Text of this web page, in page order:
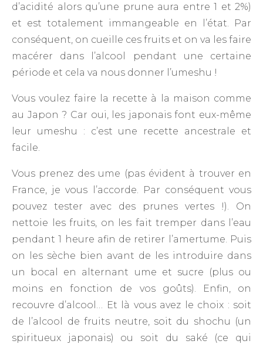
d’acidité alors qu’une prune aura entre 1 et 2%)
et est totalement immangeable en l’état. Par
conséquent, on cueille ces fruits et on va les faire
macérer dans l’alcool pendant une certaine
période et cela va nous donner l’umeshu !
Vous voulez faire la recette à la maison comme
au Japon ? Car oui, les japonais font eux-même
leur umeshu : c’est une recette ancestrale et
facile.
Vous prenez des ume (pas évident à trouver en
France, je vous l’accorde. Par conséquent vous
pouvez tester avec des prunes vertes !). On
nettoie les fruits, on les fait tremper dans l’eau
pendant 1 heure afin de retirer l’amertume. Puis
on les sèche bien avant de les introduire dans
un bocal en alternant ume et sucre (plus ou
moins en fonction de vos goûts). Enfin, on
recouvre d’alcool… Et là vous avez le choix : soit
de l’alcool de fruits neutre, soit du shochu (un
spiritueux japonais) ou soit du saké (ce qui